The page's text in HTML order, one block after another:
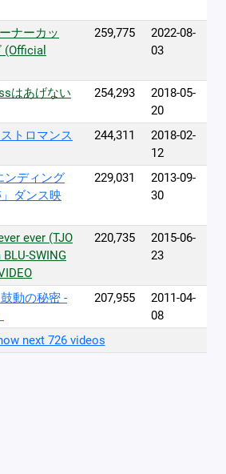
ナーカッ
(Official
259,775
2022-08-
03
はあげない
254,293
2018-05-
20
トロマンス 244,311
2018-02-
12
ンディング
」ダンス映
229,031
2013-09-
30
ever (TJO
SWING
220,735
2015-06-
23
動の秘密 -
207,955
2011-04-
08
next 726 videos